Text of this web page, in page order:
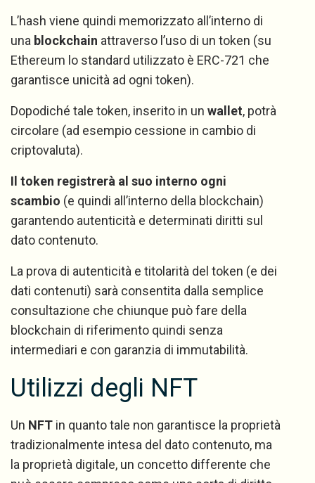
L’hash viene quindi memorizzato all’interno di
una blockchain attraverso l’uso di un token (su
Ethereum lo standard utilizzato è ERC-721 che
garantisce unicità ad ogni token).
Dopodiché tale token, inserito in un wallet, potrà
circolare (ad esempio cessione in cambio di
criptovaluta).
Il token registrerà al suo interno ogni
scambio (e quindi all’interno della blockchain)
garantendo autenticità e determinati diritti sul
dato contenuto.
La prova di autenticità e titolarità del token (e dei
dati contenuti) sarà consentita dalla semplice
consultazione che chiunque può fare della
blockchain di riferimento quindi senza
intermediari e con garanzia di immutabilità.
Utilizzi degli NFT
Un NFT in quanto tale non garantisce la proprietà
tradizionalmente intesa del dato contenuto, ma
la proprietà digitale, un concetto differente che